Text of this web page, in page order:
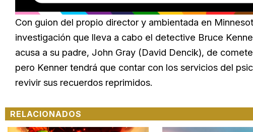
18.59%
Con guion del propio director y ambientada en
investigación que lleva a cabo el detective Bruce
acusa a su padre, John Gray (David Dencik), de
pero Kenner tendrá que contar con los servicios del
revivir sus recuerdos reprimidos.
RELACIONADOS